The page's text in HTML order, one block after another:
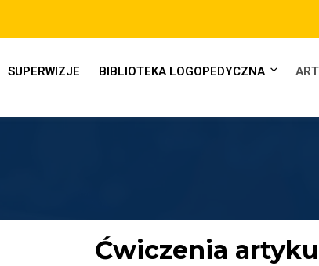
SUPERWIZJE BIBLIOTEKA LOGOPEDYCZNA
Ćwiczenia